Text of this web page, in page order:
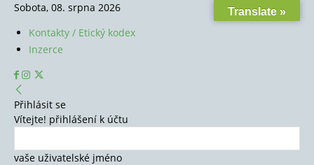
Sobota, 08. srpna 2026
Kontakty / Etický kodex
Inzerce
Přihlásit se
Vítejte! přihlášení k účtu
vaše uživatelské jméno
Translate »